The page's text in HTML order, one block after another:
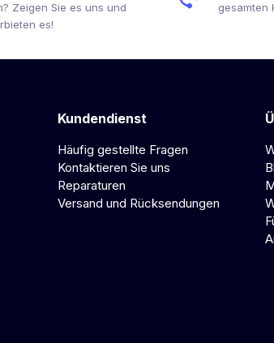
Zeigen Sie es uns und
es!
gesamten
Kundendienst
Häufig gestellte Fragen
Kontaktieren Sie uns
Reparaturen
Versand und Rücksendungen